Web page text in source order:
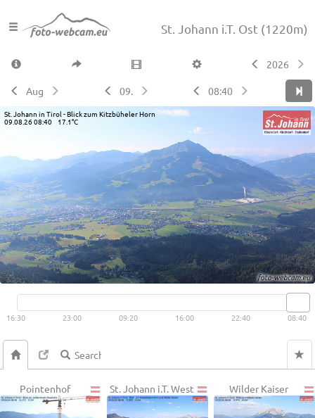
St. Johann i.T. Ost (1220m)
2026
Aug 09. 08:40
St. Johann in Tirol - Blick zum Kitzbüheler Horn
09.08.26 08:40 17.1°C
Live video available → View
16:30 23:00 09:20 16:00 22:40 08:40
Pointenhof St. Johann i.T. West Wilder Kaiser